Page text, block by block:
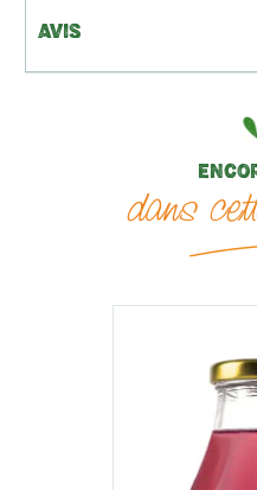
dans
AVIS